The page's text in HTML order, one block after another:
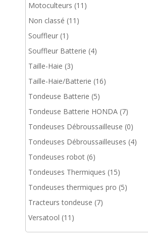
Motoculteurs (11)
Non classé (11)
Souffleur (1)
Souffleur Batterie (4)
Taille-Haie (3)
Taille-Haie/Batterie (16)
Tondeuse Batterie (5)
Tondeuse Batterie HONDA (7)
Tondeuses Débroussailleuse (0)
Tondeuses Débroussailleuses (4)
Tondeuses robot (6)
Tondeuses Thermiques (15)
Tondeuses thermiques pro (5)
Tracteurs tondeuse (7)
Versatool (11)